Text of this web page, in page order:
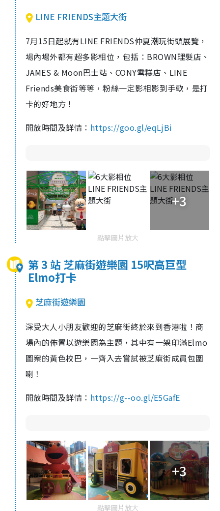
LINE FRIENDS主題大街
7月15日起就有LINE FRIENDS仲夏潮玩街頭展覽，
場內場外都有超多影相位，包括：BROWN理髮店、
JAMES & Moon巴士站、CONY雪糕店、LINE
Friends美食街等等，粉絲一定影相影到手軟，是打
卡的好地方！
開放時間及詳情： https://goo.gl/eqLjBi
+3
點擊圖片放大
第 3 站 芝麻街遊樂園 15呎高巨型
Elmo打卡
芝麻街遊樂園
深受大人小朋友歡迎的芝麻街終於來到香港啦！商
場內的佈置以遊樂園為主題，其中有一架印滿Elmo
圖案的黃色校巴，一齊入去嘗試被芝麻街成員包圍
喇！
開放時間及詳情： https://g--oo.gl/E5GafE
+3
點擊圖片放大